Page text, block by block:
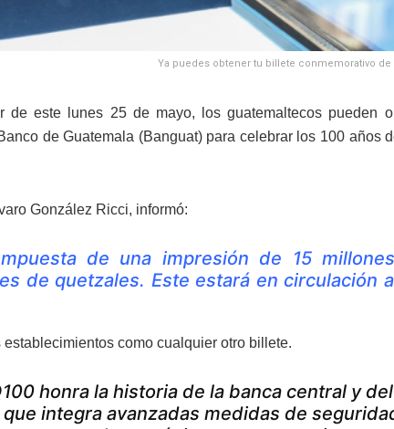
Ya puedes obtener tu billete conmemorativo de
de este lunes 25 de mayo, los guatemaltecos pueden
de Guatemala (Banguat) para celebrar los 100 años
González Ricci, informó:
de una impresión de 15
de quetzales. Este estará en circulación
como cualquier otro billete.
honra la historia de la banca central y del
que integra avanzadas medidas de